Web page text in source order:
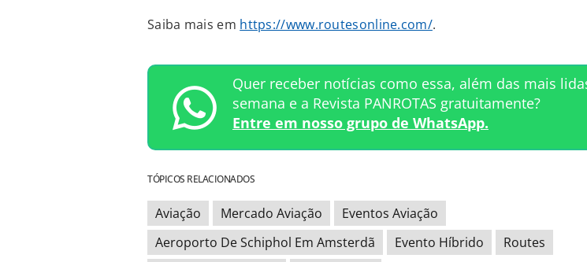
Saiba mais em https://www.routesonline.com/.
Quer receber notícias como essa, além das mais
semana e a Revista PANROTAS gratuitamente?
Entre em nosso grupo de WhatsApp.
TÓPICOS RELACIONADOS
Aviação Mercado Aviação
Eventos Aviação
Aeroporto De Schiphol Em Amsterdã
Evento Híbrido
Routes